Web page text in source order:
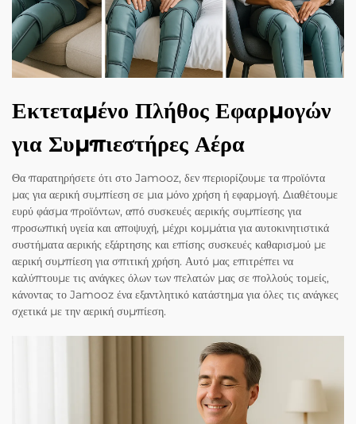
Εκτεταμένο Πλήθος Εφαρμογών
για Συμπιεστήρες Αέρα
Θα παρατηρήσετε ότι στο Jamooz, δεν περιορίζουμε τα προϊόντα
μας για αερική συμπίεση σε μια μόνο χρήση ή εφαρμογή. Διαθέτουμε
ευρύ φάσμα προϊόντων, από συσκευές αερικής συμπίεσης για
προσωπική υγεία και αποψυχή, μέχρι κομμάτια για αυτοκινητιστικά
συστήματα αερικής εξάρτησης και επίσης συσκευές καθαρισμού με
αερική συμπίεση για σπιτική χρήση. Αυτό μας επιτρέπει να
καλύπτουμε τις ανάγκες όλων των πελατών μας σε πολλούς τομείς,
κάνοντας το Jamooz ένα εξαντλητικό κατάστημα για όλες τις ανάγκες
σχετικά με την αερική συμπίεση.